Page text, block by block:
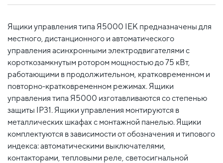
Ящики управления типа Я5000 IEK предназначены для
местного, дистанционного и автоматического
управления асинхронными электродвигателями с
короткозамкнутым ротором мощностью до 75 кВт,
работающими в продолжительном, кратковременном и
повторно-кратковременном режимах. Ящики
управления типа Я5000 изготавливаются со степенью
защиты IP31. Ящики управления монтируются в
металлических шкафах с монтажной панелью. Ящики
комплектуются в зависимости от обозначения и типового
индекса: автоматическими выключателями,
контакторами, тепловыми реле, светосигнальной